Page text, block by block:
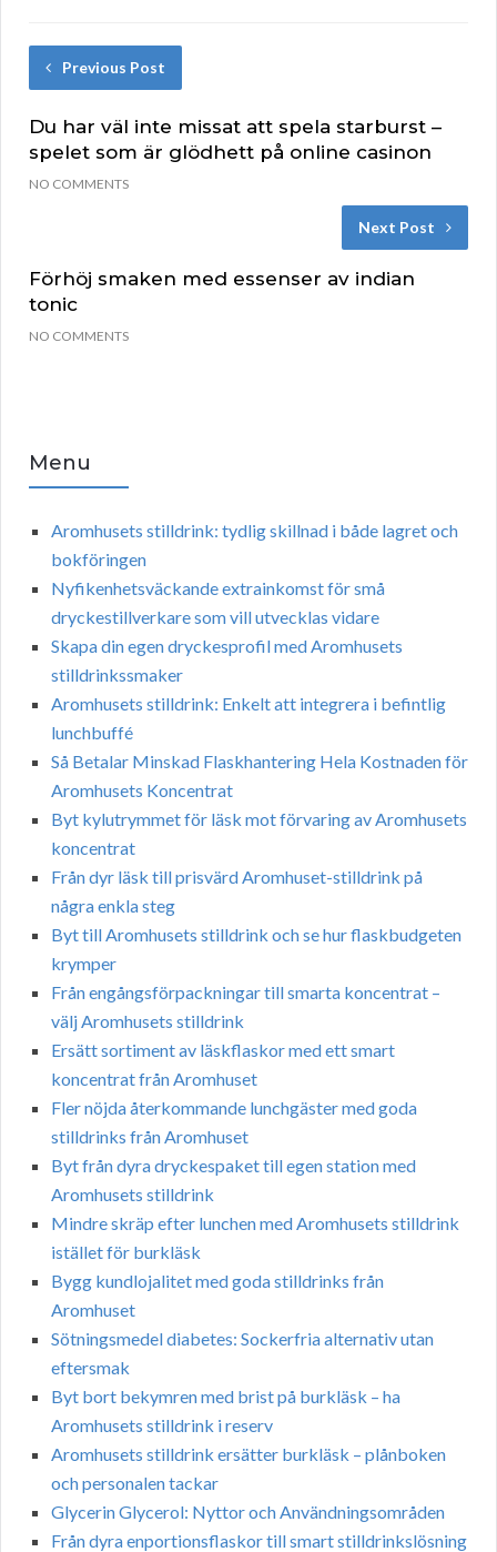
Previous Post
Du har väl inte missat att spela starburst –
spelet som är glödhett på online casinon
NO COMMENTS
Next Post
Förhöj smaken med essenser av indian
tonic
NO COMMENTS
Menu
Aromhusets stilldrink: tydlig skillnad i både lagret och
bokföringen
Nyfikenhetsväckande extrainkomst för små
dryckestillverkare som vill utvecklas vidare
Skapa din egen dryckesprofil med Aromhusets
stilldrinkssmaker
Aromhusets stilldrink: Enkelt att integrera i befintlig
lunchbuffé
Så Betalar Minskad Flaskhantering Hela Kostnaden för
Aromhusets Koncentrat
Byt kylutrymmet för läsk mot förvaring av Aromhusets
koncentrat
Från dyr läsk till prisvärd Aromhuset-stilldrink på
några enkla steg
Byt till Aromhusets stilldrink och se hur flaskbudgeten
krymper
Från engångsförpackningar till smarta koncentrat –
välj Aromhusets stilldrink
Ersätt sortiment av läskflaskor med ett smart
koncentrat från Aromhuset
Fler nöjda återkommande lunchgäster med goda
stilldrinks från Aromhuset
Byt från dyra dryckespaket till egen station med
Aromhusets stilldrink
Mindre skräp efter lunchen med Aromhusets stilldrink
istället för burkläsk
Bygg kundlojalitet med goda stilldrinks från
Aromhuset
Sötningsmedel diabetes: Sockerfria alternativ utan
eftersmak
Byt bort bekymren med brist på burkläsk – ha
Aromhusets stilldrink i reserv
Aromhusets stilldrink ersätter burkläsk – plånboken
och personalen tackar
Glycerin Glycerol: Nyttor och Användningsområden
Från dyra enportionsflaskor till smart stilldrinkslösning